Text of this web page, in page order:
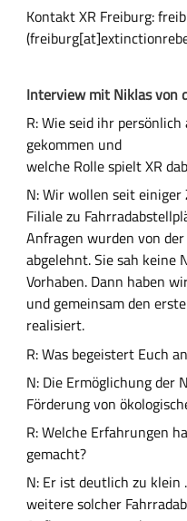
Kontakt XR Freiburg:
Interview mit Niklas von
R: Wie seid ihr
gekommen und
welche Rolle spielt XR
N: Wir wollen seit
Filiale zu
Anfragen wurden von
abgelehnt. Sie sah keine
Vorhaben. Dann haben
und gemeinsam den
realisiert.
R: Was begeistert Euch
N: Die Ermöglichung der
Förderung von
R: Welche Erfahrungen
gemacht?
N: Er ist deutlich zu
weitere solcher